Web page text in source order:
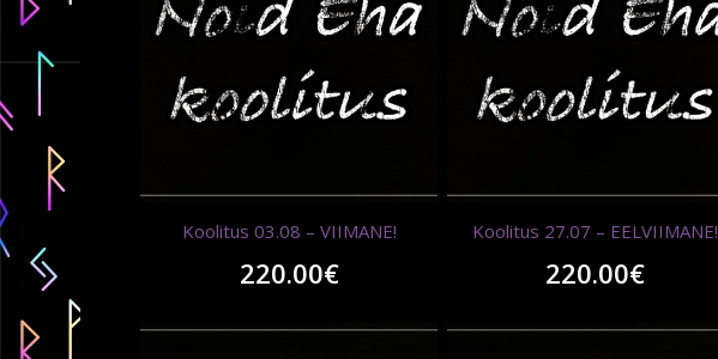
Koolitus 03.08 – VIIMANE!
220.00€
Koolitus 27.07 – EELVIIMANE!
220.00€